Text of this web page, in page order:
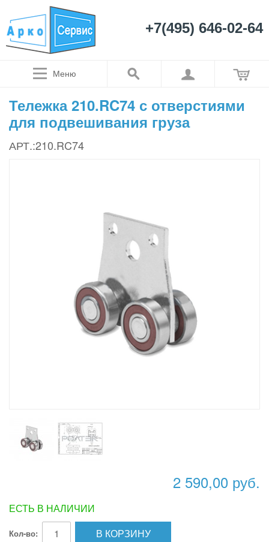
+7(495) 646-02-64
Меню
Тележка 210.RC74 с отверстиями
для подвешивания груза
АРТ.:210.RC74
2 590,00 руб.
ЕСТЬ В НАЛИЧИИ
Кол-во: В КОРЗИНУ